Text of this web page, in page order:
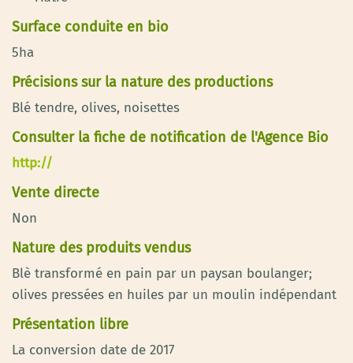
Surface conduite en bio
5ha
Précisions sur la nature des productions
Blé tendre, olives, noisettes
Consulter la fiche de notification de l'Agence Bio
http://
Vente directe
Non
Nature des produits vendus
Blè transformé en pain par un paysan boulanger;
olives pressées en huiles par un moulin indépendant
Présentation libre
La conversion date de 2017